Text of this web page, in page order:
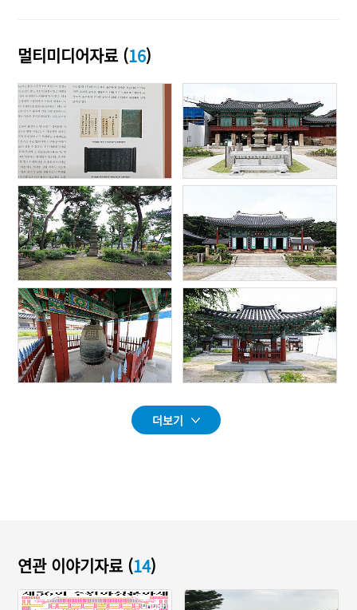
멀티미디어자료 (16)
더보기
연관 이야기자료 (14)